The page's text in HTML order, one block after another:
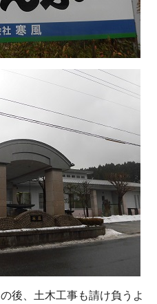
後、土木工事も請け負うよ